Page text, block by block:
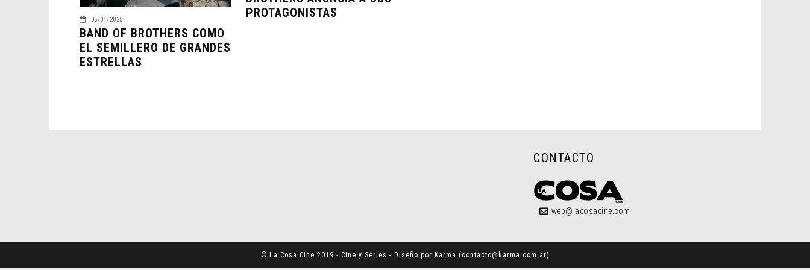
05/01/2025
BAND OF BROTHERS COMO
EL SEMILLERO DE GRANDES
ESTRELLAS
PROTAGONISTAS
CONTACTO
web@lacosacine.com
© La Cosa Cine 2019 - Cine y Series - Diseño por Karma (contacto@karma.com.ar)